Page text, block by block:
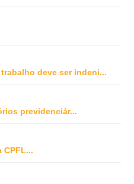
deve ser indeni...
previdenciár...
CPFL...